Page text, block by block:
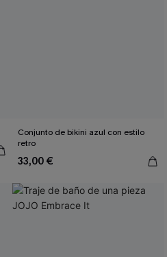
Conjunto de bikini azul con estilo
retro
33,00 €